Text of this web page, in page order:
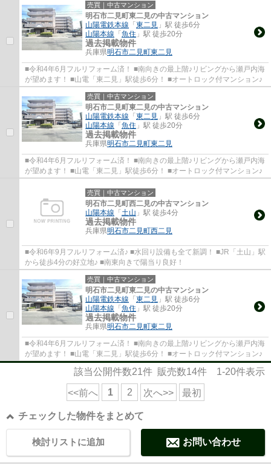
売買｜中古マンション
明石市二見町東二見の中古マンション
山陽電鉄本線 「東二見 」駅 徒歩6分
山陽本線 「魚住 」駅 徒歩20分
過去掲載物件
兵庫県明石市二見町東二見
■令和4年6月フルリフォーム済！ ■南向きの最上階♪リビングから瀬戸内海
が望めます！ ■山電「東二見」駅徒歩6分！ ■オートロック付マンション♪
売買｜中古マンション
明石市二見町東二見の中古マンション
山陽電鉄本線 「東二見 」駅 徒歩6分
山陽本線 「魚住 」駅 徒歩20分
過去掲載物件
兵庫県明石市二見町東二見
■令和4年6月フルリフォーム済！ ■南向きの最上階♪リビングから瀬戸内海
が望めます！ ■山電「東二見」駅徒歩6分！ ■オートロック付マンション♪
売買｜中古マンション
明石市二見町西二見の中古マンション
山陽本線 「土山 」駅 徒歩4分
過去掲載物件
兵庫県明石市二見町西二見
■令和6年9月フルリフォーム済♪ ■水回り設備も全て新調！ ■JR「土山」駅
から徒歩4分の好立地♪ ■南東向きで陽当り良好！
売買｜中古マンション
明石市二見町東二見の中古マンション
山陽電鉄本線 「東二見 」駅 徒歩6分
山陽本線 「魚住 」駅 徒歩20分
過去掲載物件
兵庫県明石市二見町東二見
■令和4年6月フルリフォーム済！ ■南向きの最上階♪リビングから瀬戸内海
が望めます！ ■山電「東二見」駅徒歩6分！ ■オートロック付マンション♪
該当公開件数21件 販売数14件 1-20件表示
<<前へ 1 2 次へ>> 最初
チェックした物件をまとめて
お問い合わせ
検討リストに追加